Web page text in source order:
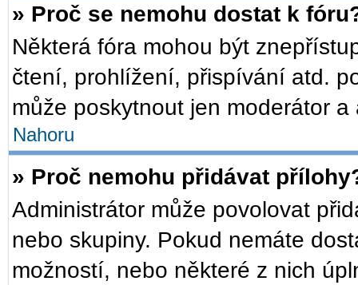
» Proč se nemohu dostat k
Některá fóra mohou být
čtení, prohlížení, přispívání atd.
může poskytnout jen moderátor
Nahoru
» Proč nemohu přidávat
Administrátor může povolovat
nebo skupiny. Pokud nemáte
možností, nebo některé z nich